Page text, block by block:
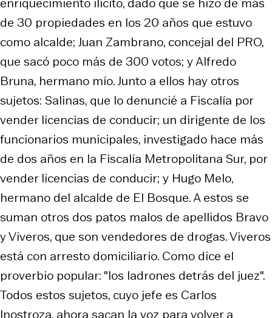
de 30 propiedades en los 20 años que estuvo
como alcalde; Juan Zambrano, concejal del PRO,
que sacó poco más de 300 votos; y Alfredo
Bruna, hermano mío. Junto a ellos hay otros
sujetos: Salinas, que lo denuncié a Fiscalía por
vender licencias de conducir; un dirigente de los
funcionarios municipales, investigado hace más
de dos años en la Fiscalía Metropolitana Sur, por
vender licencias de conducir; y Hugo Melo,
hermano del alcalde de El Bosque. A estos se
suman otros dos patos malos de apellidos Bravo
y Viveros, que son vendedores de drogas. Viveros
está con arresto domiciliario. Como dice el
proverbio popular: "los ladrones detrás del juez".
Todos estos sujetos, cuyo jefe es Carlos
Inostroza, ahora sacan la voz para volver a